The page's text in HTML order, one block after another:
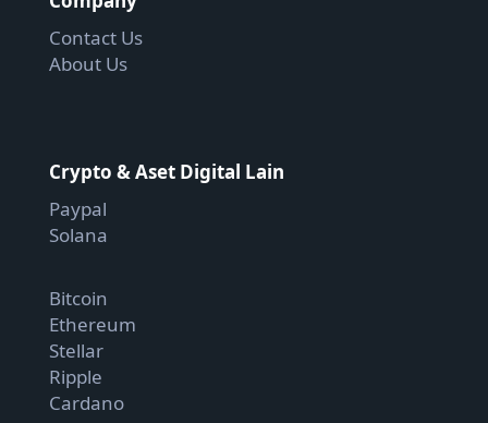
Contact Us
About Us
Crypto & Aset Digital Lain
Paypal
Solana
Bitcoin
Ethereum
Stellar
Ripple
Cardano